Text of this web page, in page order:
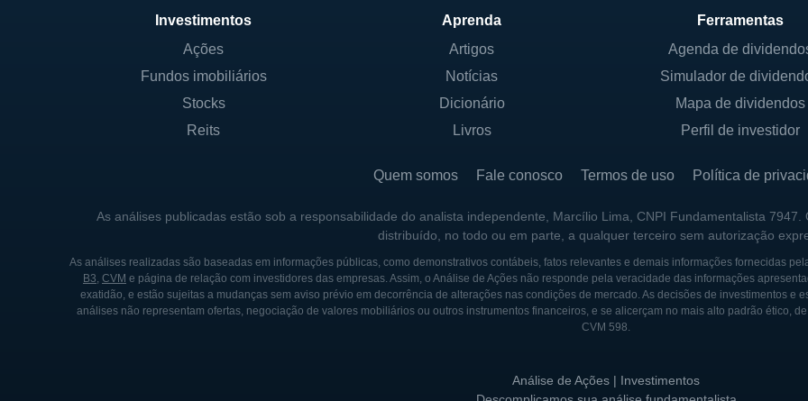
No que diz respeito aos controladores, a PFSweb não tem vínculos diretos com o
acionário. A empresa é de propriedade de acionistas privados e busca maximizar o
HISTÓRIA DA PFSWEB
A PFSweb foi fundada em 1994, com o intuito de fornecer soluções de logística e e-
e-commerce começou a crescer rapidamente. Durante a década de 2000, a PFSweb
Em 2007, a PFSweb foi listada na bolsa de valores, permitindo que a empresa
sua expansão e inovação. Essa abertura de capital foi um passo importante que
Investimentos
Ações
Fundos imobiliários
Stocks
Reits
Aprenda
Artigos
Notícias
Dicionário
Livros
Ferramentas
Agenda de
Simulador de
Mapa de dividendos
Perfil de investidor
Quem somos Fale conosco Termos de uso Política de
As análises publicadas estão sob a responsabilidade do analista independente, Marcílio Lima, CNPI Fundamentalista
distribuído, no todo ou em parte, a qualquer terceiro sem autorização
As análises realizadas são baseadas em informações públicas, como demonstrativos contábeis, fatos relevantes e demais informações fornecidas
B3, CVM e página de relação com investidores das empresas. Assim, o Análise de Ações não responde pela veracidade das informações
exatidão, e estão sujeitas a mudanças sem aviso prévio em decorrência de alterações nas condições de mercado. As decisões de investimentos e
análises não representam ofertas, negociação de valores mobiliários ou outros instrumentos financeiros, e se alicerçam no mais alto padrão ético,
CVM 598.
Análise de Ações | Investimentos